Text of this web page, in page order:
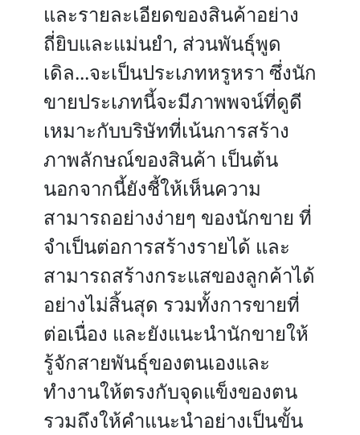
และรายละเอียดของสินค้าอย่าง
ถี่ยิบและแม่นยำ, ส่วนพันธุ์พูด
เดิล...จะเป็นประเภทหรูหรา ซึ่งนัก
ขายประเภทนี้จะมีภาพพจน์ที่ดูดี
เหมาะกับบริษัทที่เน้นการสร้าง
ภาพลักษณ์ของสินค้า เป็นต้น
นอกจากนี้ยังชี้ให้เห็นความ
สามารถอย่างง่ายๆ ของนักขาย ที่
จำเป็นต่อการสร้างรายได้ และ
สามารถสร้างกระแสของลูกค้าได้
อย่างไม่สิ้นสุด รวมทั้งการขายที่
ต่อเนื่อง และยังแนะนำนักขายให้
รู้จักสายพันธุ์ของตนเองและ
ทำงานให้ตรงกับจุดแข็งของตน
รวมถึงให้คำแนะนำอย่างเป็นขั้น